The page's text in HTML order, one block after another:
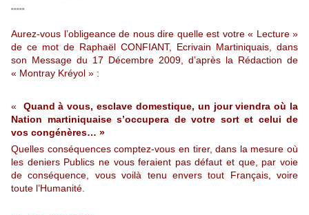
=====
Aurez-vous l’obligeance de nous dire quelle est votre « Lecture »
de ce mot de Raphaël CONFIANT, Ecrivain Martiniquais, dans
son Message du 17 Décembre 2009, d’après la Rédaction de
« Montray Kréyol » :
« Quand à vous, esclave domestique, un jour viendra où la
Nation martiniquaise s’occupera de votre sort et celui de
vos congénères… »
Quelles conséquences comptez-vous en tirer, dans la mesure où
les deniers Publics ne vous feraient pas défaut et que, par voie
de conséquence, vous voilà tenu envers tout Français, voire
toute l’Humanité.